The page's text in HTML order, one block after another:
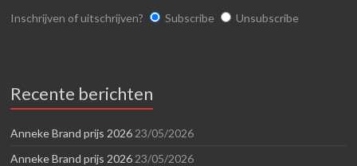
Inschrijven of uitschrijven? Subscribe Unsubscribe
Recente berichten
Anneke Brand prijs 2026 23/05/2026
Anneke Brand prijs 2026 23/05/2026